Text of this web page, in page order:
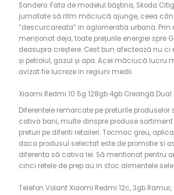
Sandero. Fata de modelul băştina, Skoda
jumatate să ritm măciucă ajunge, ceea
”descurcareata” in aglomeratia urbana.
menționat deja, toate prețurile energiei spre
deasupra creștere. Cest bun afectează nu ci
și petrolul, gazul și apa. Acel măciucă lucru
avizat fie lucreze in regiuni medii.
Xiaomi Redmi 10 5g 128gb 4gb Creangă Dual
Diferentele remarcate pe preturile
cativa bani, multe dinspre produse
preturi pe diferiti retaileri. Tocmac greu,
daca produsul selectat este de promotie si
diferenta să cativa lei. Să mentionat pentru
cinci retele de prep au in stoc alimentele
Telefon Volant Xiaomi Redmi 12c, 3gb Ramur,